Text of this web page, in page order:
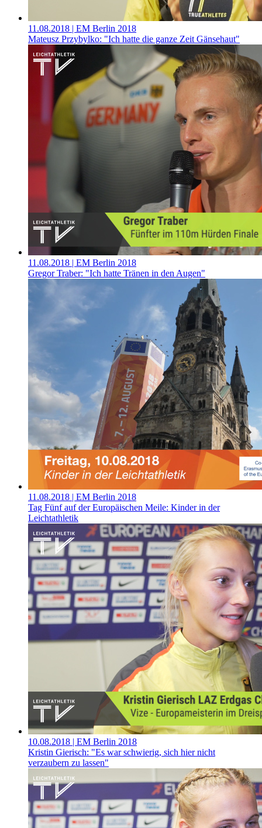
11.08.2018 | EM Berlin 2018
Mateusz Przybylko: "Ich hatte die ganze Zeit Gänsehaut"
11.08.2018 | EM Berlin 2018
Gregor Traber: "Ich hatte Tränen in den Augen"
11.08.2018 | EM Berlin 2018
Tag Fünf auf der Europäischen Meile: Kinder in der
Leichtathletik
10.08.2018 | EM Berlin 2018
Kristin Gierisch: "Es war schwierig, sich hier nicht
verzaubern zu lassen"